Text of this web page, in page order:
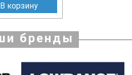
В корзину
бренды